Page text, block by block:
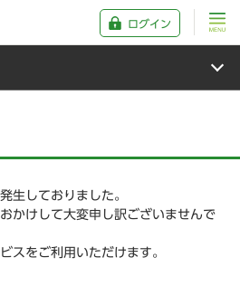
ログイン
生しておりました。
かけして大変申し訳ございませんで
スをご利用いただけます。